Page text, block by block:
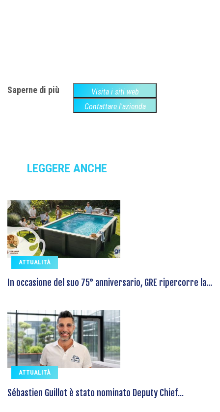
Saperne di più
Visita i siti web
Contattare l'azienda
LEGGERE ANCHE
ATTUALITÀ
In occasione del suo 75° anniversario, GRE ripercorre la...
ATTUALITÀ
Sébastien Guillot è stato nominato Deputy Chief...